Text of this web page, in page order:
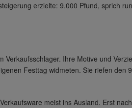
erzielte: 9.000 Pfund, sprich
Ihre Motive und
Festtag widmeten. Sie riefen den
meist ins Ausland. Erst